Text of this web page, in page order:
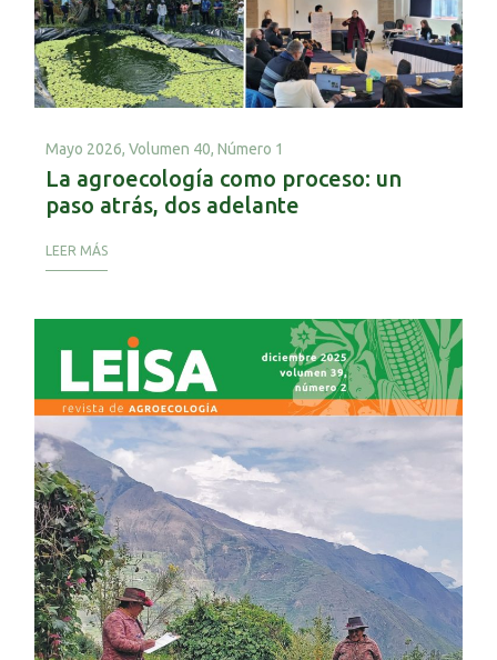
Mayo 2026, Volumen 40, Número 1
La agroecología como proceso: un
paso atrás, dos adelante
LEER MÁS